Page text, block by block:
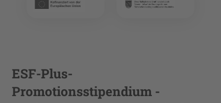
ESF-Plus-
Promotionsstipendium -